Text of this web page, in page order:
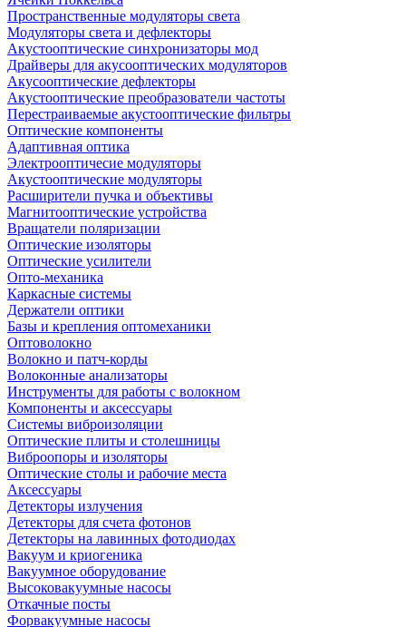
Пространственные модуляторы света
Модуляторы света и дефлекторы
Акустооптические синхронизаторы мод
Драйверы для акусооптических модуляторов
Акусооптические дефлекторы
Акустооптические преобразователи частоты
Перестраиваемые акустооптические фильтры
Оптические компоненты
Адаптивная оптика
Электрооптичесие модуляторы
Акустооптические модуляторы
Расширители пучка и объективы
Магнитооптические устройства
Вращатели поляризации
Оптические изоляторы
Оптические усилители
Опто-механика
Каркасные системы
Держатели оптики
Базы и крепления оптомеханики
Оптоволокно
Волокно и патч-корды
Волоконные анализаторы
Инструменты для работы с волокном
Компоненты и аксессуары
Системы виброизоляции
Оптические плиты и столешницы
Виброопоры и изоляторы
Оптические столы и рабочие места
Аксессуары
Детекторы излучения
Детекторы для счета фотонов
Детекторы на лавинных фотодиодах
Вакуум и криогеника
Вакуумное оборудование
Высоковакуумные насосы
Откачные посты
Форвакуумные насосы